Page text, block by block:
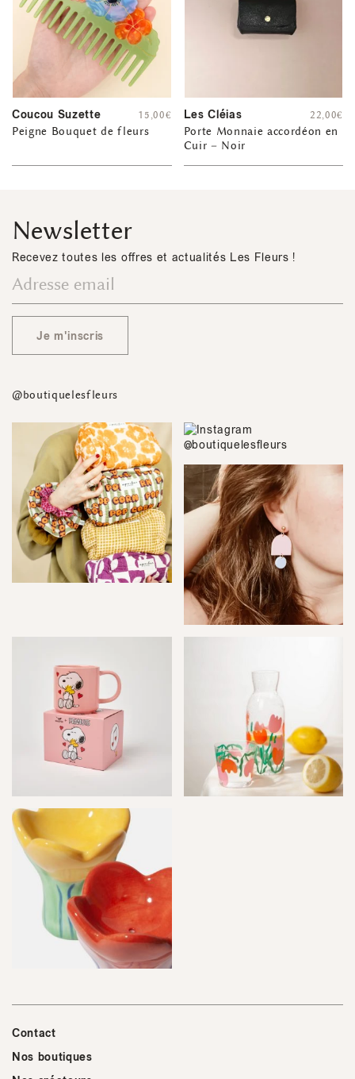
Coucou Suzette
Peigne Bouquet de fleurs
15,00€ Les Cléias
Porte Monnaie accordéon en
Cuir – Noir
22,00€
Newsletter
Recevez toutes les offres et actualités Les Fleurs !
Je m'inscris
@boutiquelesfleurs
Contact
Nos boutiques